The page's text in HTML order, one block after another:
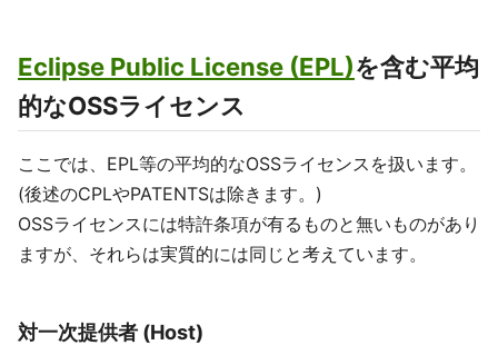
Eclipse Public License (EPL)を含む平均
的なOSSライセンス
ここでは、EPL等の平均的なOSSライセンスを扱います。
(後述のCPLやPATENTSは除きます。)
OSSライセンスには特許条項が有るものと無いものがあり
ますが、それらは実質的には同じと考えています。
対一次提供者 (Host)